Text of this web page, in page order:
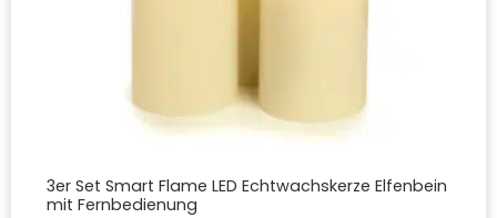
3er Set Smart Flame LED Echtwachskerze Elfenbein
mit Fernbedienung